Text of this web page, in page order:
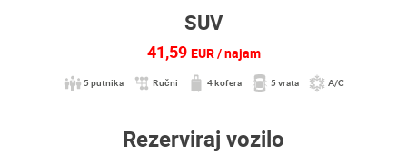
SUV
41,59 EUR / najam
5 putnika Ručni 4 kofera 5 vrata A/C
Rezerviraj vozilo